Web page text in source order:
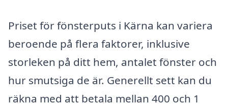
Priset för fönsterputs i Kärna kan variera
beroende på flera faktorer, inklusive
storleken på ditt hem, antalet fönster och
hur smutsiga de är. Generellt sett kan du
räkna med att betala mellan 400 och 1